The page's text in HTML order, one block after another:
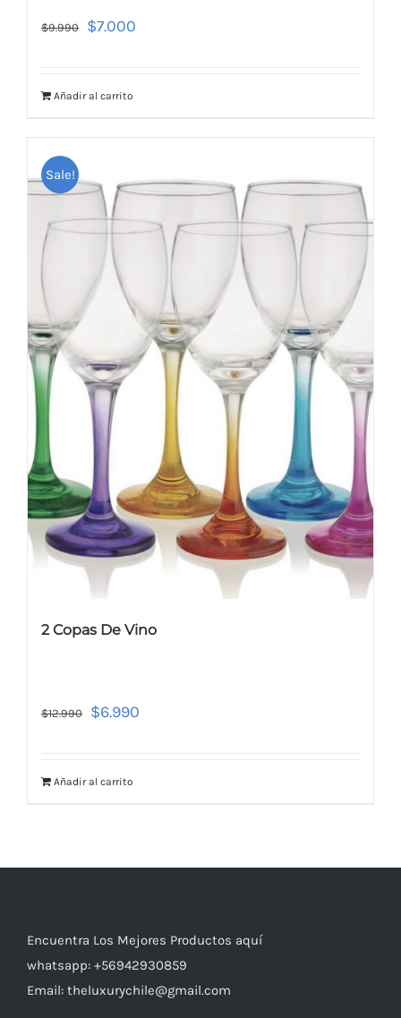
$9.990 $7.000
Añadir al carrito
Sale!
2 Copas De Vino
$12.990 $6.990
Añadir al carrito
Encuentra Los Mejores Productos aquí
whatsapp: +56942930859
Email: theluxurychile@gmail.com